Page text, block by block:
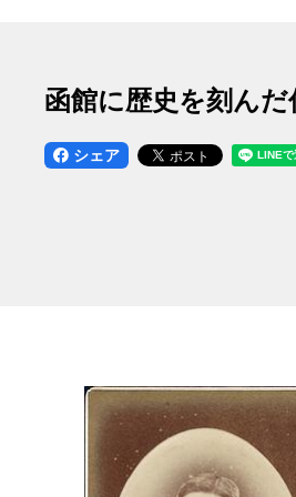
函館に歴史を刻ん
シェア